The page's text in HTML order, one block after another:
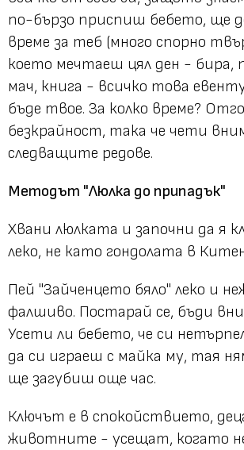
по-бързо приспиш бебето, ще
време за теб (много спорно
което мечтаеш цял ден - бира,
мач, книга - всичко това
бъде твое. За колко време?
безкрайност, така че чети
следващите редове.
Методът "Люлка до припадък"
Хвани люлката и започни да я
леко, не като гондолата в
Пей "Зайченцето бяло" леко и
фалшиво. Постарай се, бъди
Усети ли бебето, че си
да си играеш с майка му, тая
ще загубиш още час.
Ключът е в спокойствието,
животните - усещат, когато